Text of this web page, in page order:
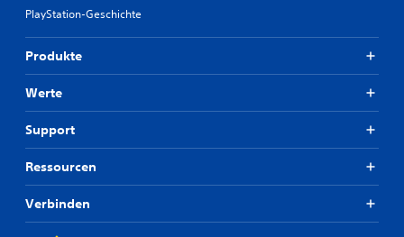
PlayStation-Geschichte
Produkte
Werte
Support
Ressourcen
Verbinden